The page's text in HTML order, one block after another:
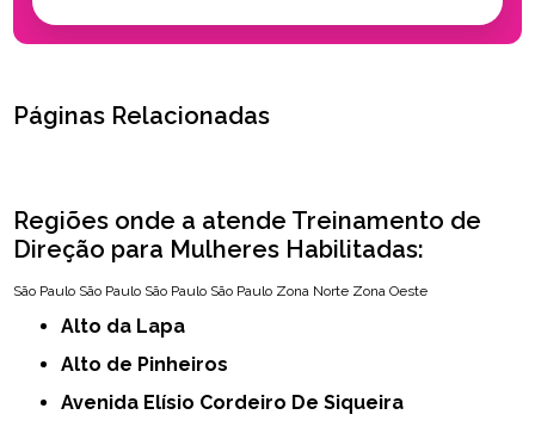
Páginas Relacionadas
Regiões onde a atende Treinamento de
Direção para Mulheres Habilitadas:
São Paulo São Paulo São Paulo São Paulo Zona Norte Zona Oeste
Alto da Lapa
Alto de Pinheiros
Avenida Elísio Cordeiro De Siqueira